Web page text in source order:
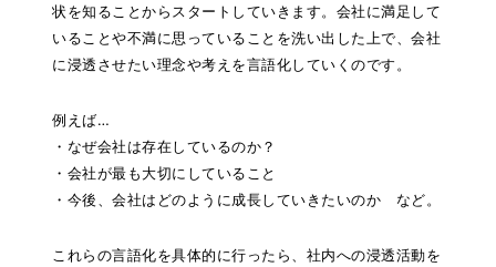
状を知ることからスタートしていきます。 会社に満足して
いることや不満に思っていることを洗い出した上で、会社
に浸透させたい理念や考えを言語化していくのです。
例えば…
・なぜ会社は存在しているのか？
・会社が最も大切にしていること
・今後、会社はどのように成長していきたいのか など。
これらの言語化を具体的に行ったら、社内への浸透活動を